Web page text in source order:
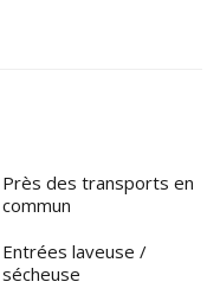
Près des transports en
commun
Entrées laveuse /
sécheuse